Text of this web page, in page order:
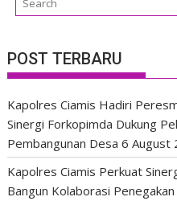
POST TERBARU
Kapolres Ciamis Hadiri
Sinergi Forkopimda Dukung
Pembangunan Desa 6 August
Kapolres Ciamis Perkuat
Bangun Kolaborasi